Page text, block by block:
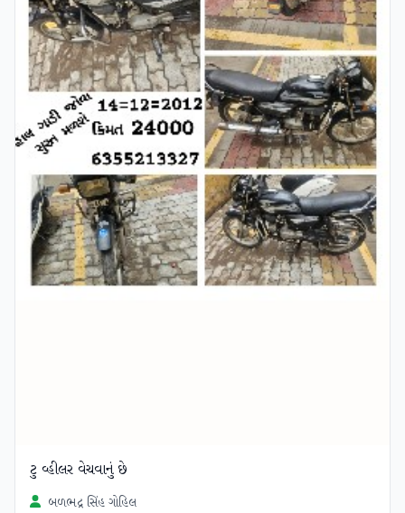
ટુ વ્હીલર વેચવાનું છે
બળભદ્ર સિંહ ગોહિલ